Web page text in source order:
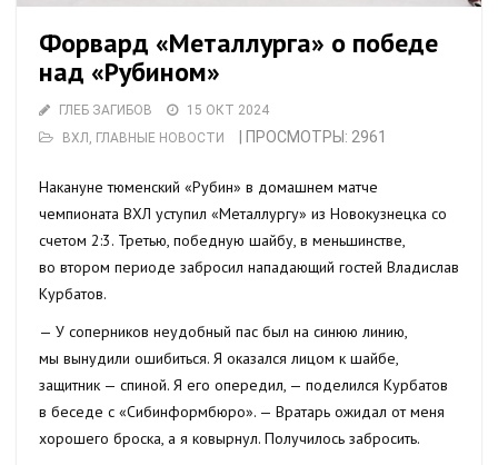
Форвард «Металлурга» о победе
над «Рубином»
ГЛЕБ ЗАГИБОВ
15 ОКТ 2024
ВХЛ , ГЛАВНЫЕ НОВОСТИ | ПРОСМОТРЫ: 2961
Накануне тюменский «Рубин» в домашнем матче
чемпионата ВХЛ уступил «Металлургу» из Новокузнецка со
счетом 2:3. Третью, победную шайбу, в меньшинстве,
во втором периоде забросил нападающий гостей Владислав
Курбатов.
— У соперников неудобный пас был на синюю линию,
мы вынудили ошибиться. Я оказался лицом к шайбе,
защитник — спиной. Я его опередил, — поделился Курбатов
в беседе с «Сибинформбюро». — Вратарь ожидал от меня
хорошего броска, а я ковырнул. Получилось забросить.